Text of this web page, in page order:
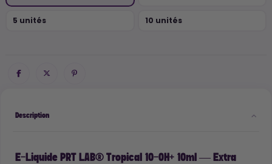
5 unités 10 unités
Description
E-Liquide PRT LAB® Tropical 10-OH+ 10ml — Extra